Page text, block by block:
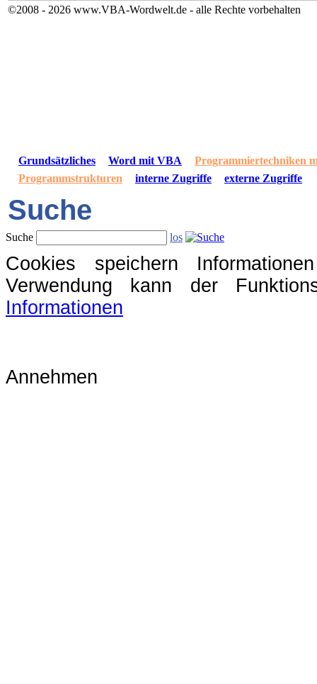
©2008 - 2026 www.VBA-Wordwelt.de - alle Rechte vorbehalten
Grundsätzliches Word mit VBA
Programmiertechniken
Programmstrukturen
interne Zugriffe externe Zugriffe
Suche
Suche los
Cookies speichern
Verwendung kann der
Informationen
Annehmen